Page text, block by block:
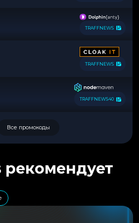
TRAFFNEWS
TRAFFNEWS
TRAFFNEWS40
Все промокоды
рекомендует